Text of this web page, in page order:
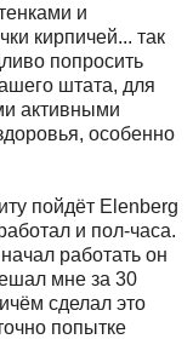
и
кирпичей... так
попросить
штата, для
активными
особенно
пойдёт Elenberg
и пол-часа.
работать он
мне за 30
сделал это
попытке